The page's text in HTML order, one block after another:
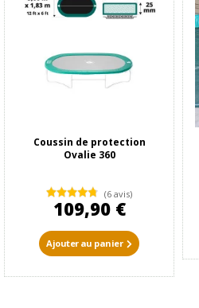
Coussin de protection
Ovalie 360
(6 avis)
109,90 €
Ajouter au panier